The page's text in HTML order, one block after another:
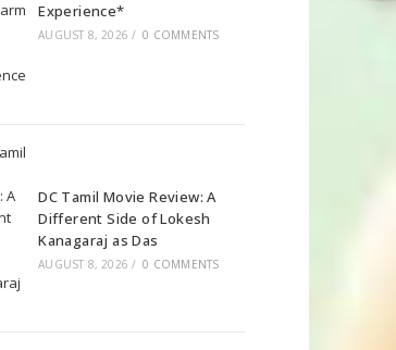
Experience*
AUGUST 8, 2026 / 0 COMMENTS
DC Tamil Movie Review: A
Different Side of Lokesh
Kanagaraj as Das
AUGUST 8, 2026 / 0 COMMENTS